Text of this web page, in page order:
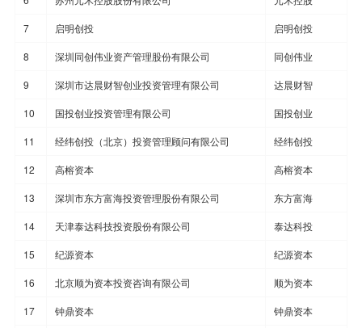
7 启明创投 启明创投
8 深圳同创伟业资产管理股份有限公司 同创伟业
9 深圳市达晨财智创业投资管理有限公司 达晨财智
10 国投创业投资管理有限公司 国投创业
11 经纬创投（北京）投资管理顾问有限公司 经纬创投
12 高榕资本 高榕资本
13 深圳市东方富海投资管理股份有限公司 东方富海
14 天津泰达科技投资股份有限公司 泰达科投
15 纪源资本 纪源资本
16 北京顺为资本投资咨询有限公司 顺为资本
17 钟鼎资本 钟鼎资本